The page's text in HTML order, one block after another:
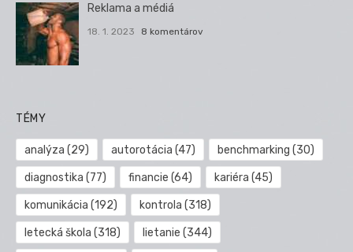
Reklama a médiá
18. 1. 2023 8 komentárov
TÉMY
analýza (29) autorotácia (47) benchmarking (30)
diagnostika (77) financie (64) kariéra (45)
komunikácia (192) kontrola (318)
letecká škola (318) lietanie (344)